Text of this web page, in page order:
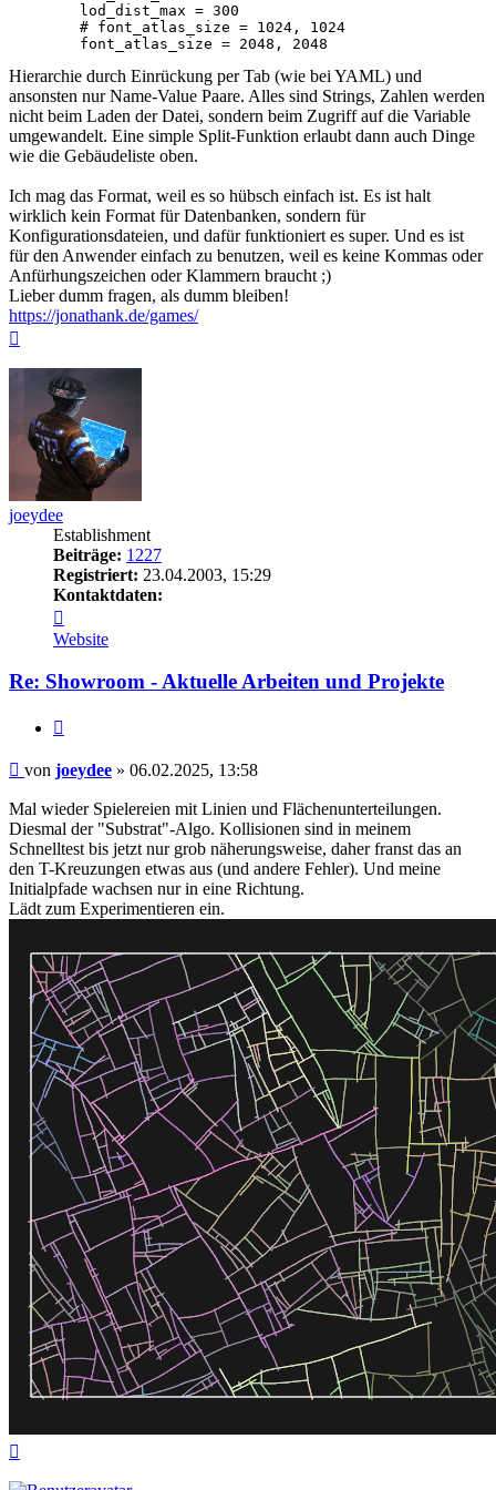
Hierarchie durch Einrückung per Tab (wie bei YAML) und
ansonsten nur Name-Value Paare. Alles sind Strings, Zahlen werden
nicht beim Laden der Datei, sondern beim Zugriff auf die Variable
umgewandelt. Eine simple Split-Funktion erlaubt dann auch Dinge
wie die Gebäudeliste oben.
Ich mag das Format, weil es so hübsch einfach ist. Es ist halt
wirklich kein Format für Datenbanken, sondern für
Konfigurationsdateien, und dafür funktioniert es super. Und es ist
für den Anwender einfach zu benutzen, weil es keine Kommas oder
Anfürhungszeichen oder Klammern braucht ;)
Lieber dumm fragen, als dumm bleiben!
https://jonathank.de/games/
joeydee
Establishment
Beiträge: 1227
Registriert: 23.04.2003, 15:29
Kontaktdaten:
von
joeydee
Website
Re: Showroom - Aktuelle Arbeiten und Projekte
Beitrag
von joeydee » 06.02.2025, 13:58
Mal wieder Spielereien mit Linien und Flächenunterteilungen.
Diesmal der "Substrat"-Algo. Kollisionen sind in meinem
Schnelltest bis jetzt nur grob näherungsweise, daher franst das an
den T-Kreuzungen etwas aus (und andere Fehler). Und meine
Initialpfade wachsen nur in eine Richtung.
Lädt zum Experimentieren ein.